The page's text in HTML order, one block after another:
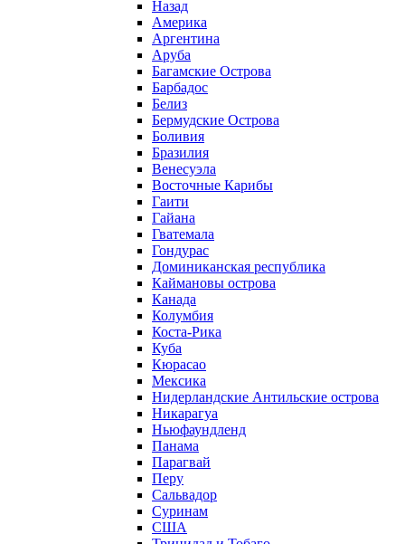
Назад
Америка
Аргентина
Аруба
Багамские Острова
Барбадос
Белиз
Бермудские Острова
Боливия
Бразилия
Венесуэла
Восточные Карибы
Гаити
Гайана
Гватемала
Гондурас
Доминиканская республика
Каймановы острова
Канада
Колумбия
Коста-Рика
Куба
Кюрасао
Мексика
Нидерландские Антильские острова
Никарагуа
Ньюфаундленд
Панама
Парагвай
Перу
Сальвадор
Суринам
США